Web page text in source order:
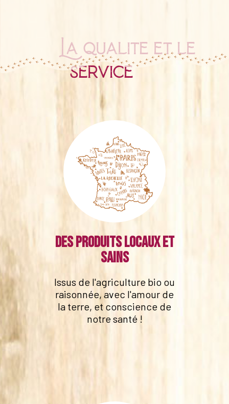
La qualité et le
service
Des produits locaux et
sains
Issus de l'agriculture bio ou
raisonnée, avec l'amour de
la terre, et conscience de
notre santé !